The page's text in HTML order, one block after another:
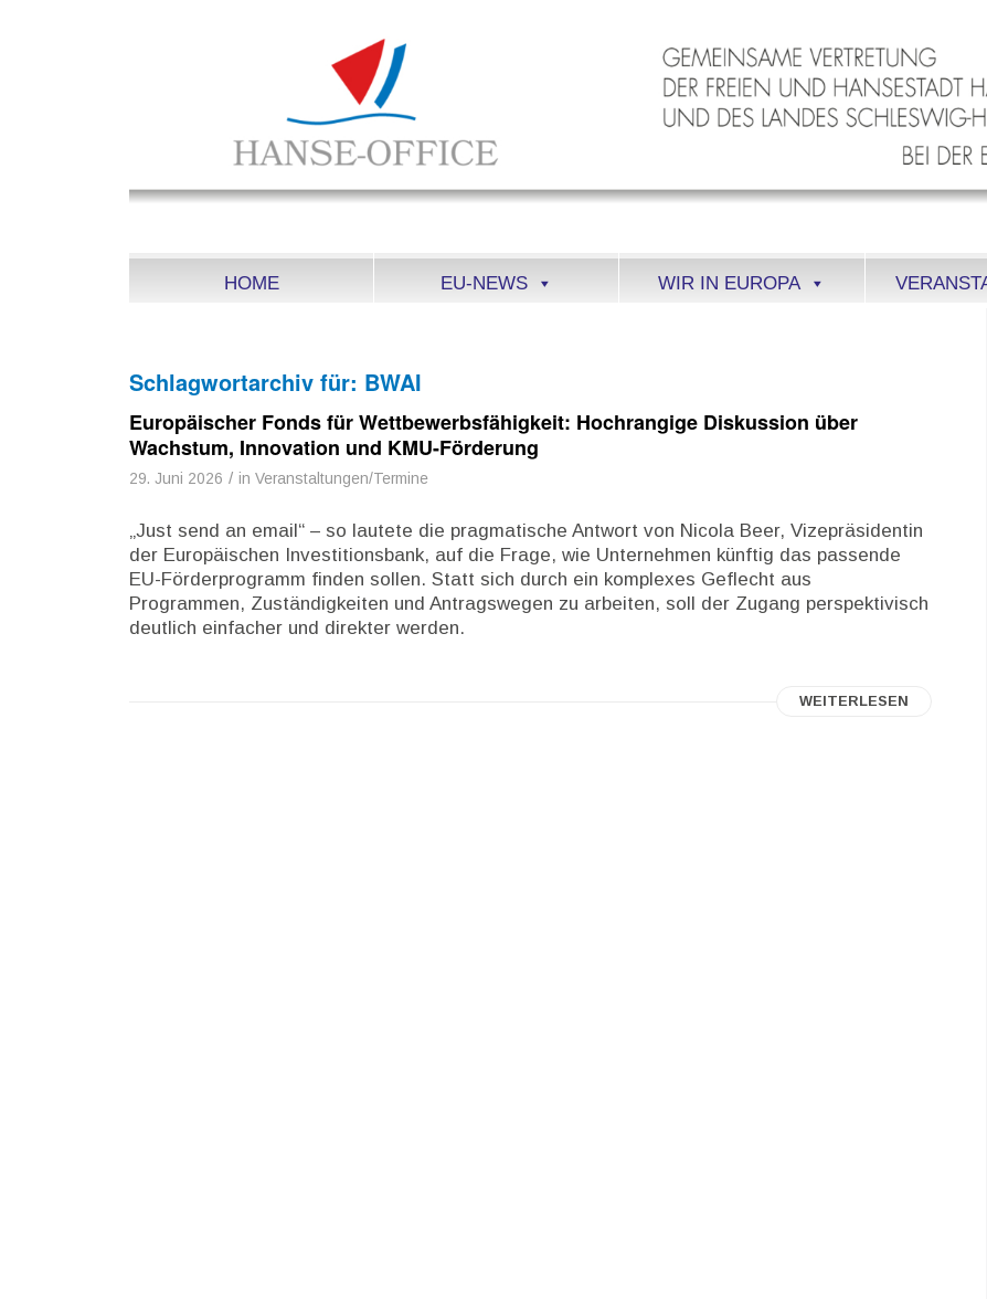
HOME EU-NEWS WIR IN EUROPA
Schlagwortarchiv für: BWAI
Europäischer Fonds für Wettbewerbsfähigkeit: Hochrangige Diskussion über
Wachstum, Innovation und KMU-Förderung
29. Juni 2026 / inVeranstaltungen/Termine
„Just send an email“ – so lautete die pragmatische Antwort von Nicola Beer, Vizepräsidentin
der Europäischen Investitionsbank, auf die Frage, wie Unternehmen künftig das passende
EU-Förderprogramm finden sollen. Statt sich durch ein komplexes Geflecht aus
Programmen, Zuständigkeiten und Antragswegen zu arbeiten, soll der Zugang perspektivisch
deutlich einfacher und direkter werden.
WEITERLESEN